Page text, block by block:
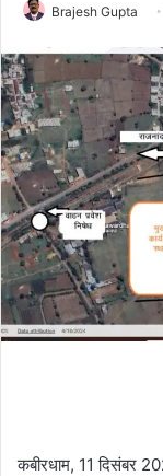
Brajesh Gupta
कबीरधाम, 11 दिसंबर